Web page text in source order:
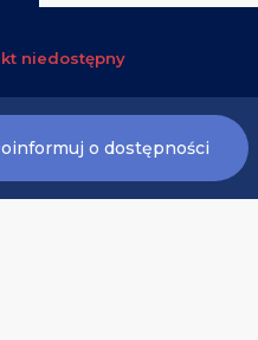
niedostępny
o dostępności